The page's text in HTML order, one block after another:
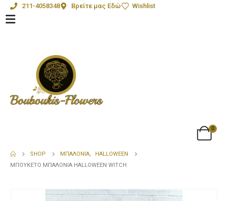
211-4058348 Βρείτε μας Εδώ Wishlist
0
SHOP ΜΠΑΛΌΝΙΑ,
HALLOWEEN
ΜΠΟΥΚΈΤΟ ΜΠΑΛΌΝΙΑ HALLOWEEN WITCH